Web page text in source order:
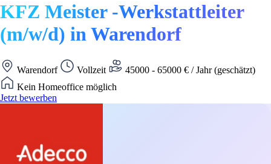
KFZ Meister -Werkstattleiter
(m/w/d) in Warendorf
Warendorf Vollzeit
45000 - 65000 € / Jahr (geschätzt)
Kein Homeoffice möglich
Jetzt bewerben